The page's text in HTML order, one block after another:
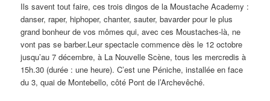
Ils savent tout faire, ces trois dingos de la Moustache Academy :
danser, raper, hiphoper, chanter, sauter, bavarder pour le plus
grand bonheur de vos mômes qui, avec ces Moustaches-là, ne
vont pas se barber.Leur spectacle commence dès le 12 octobre
jusqu’au 7 décembre, à La Nouvelle Scène, tous les mercredis à
15h.30 (durée : une heure). C’est une Péniche, installée en face
du 3, quai de Montebello, côté Pont de l’Archevêché.